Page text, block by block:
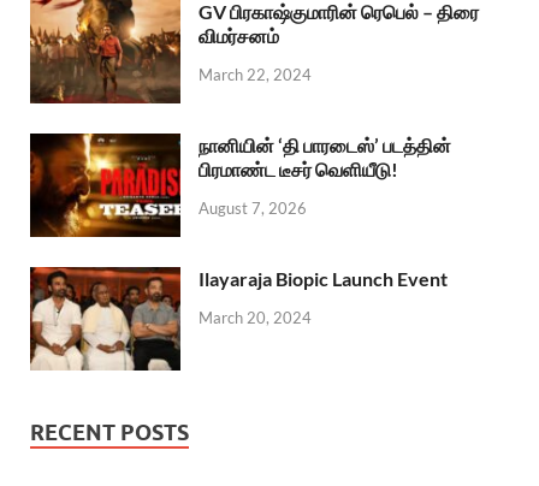
GV பிரகாஷ்குமாரின் ரெபெல் – திரை
விமர்சனம்
March 22, 2024
நானியின் ‘தி பாரடைஸ்’ படத்தின்
பிரமாண்ட டீசர் வெளியீடு!
August 7, 2026
Ilayaraja Biopic Launch Event
March 20, 2024
RECENT POSTS